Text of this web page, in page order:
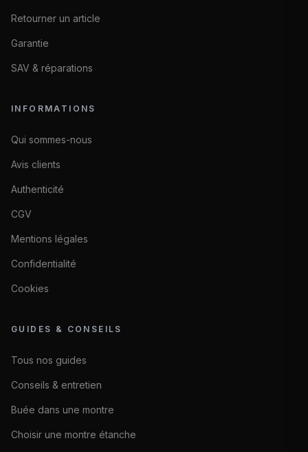
Retourner un article
Garantie
SAV & réparations
INFORMATIONS
Qui sommes-nous
Avis clients
Authenticité
CGV
Mentions légales
Confidentialité
Cookies
GUIDES & CONSEILS
Tous nos guides
Conseils & entretien
Buée dans une montre
Choisir une montre étanche